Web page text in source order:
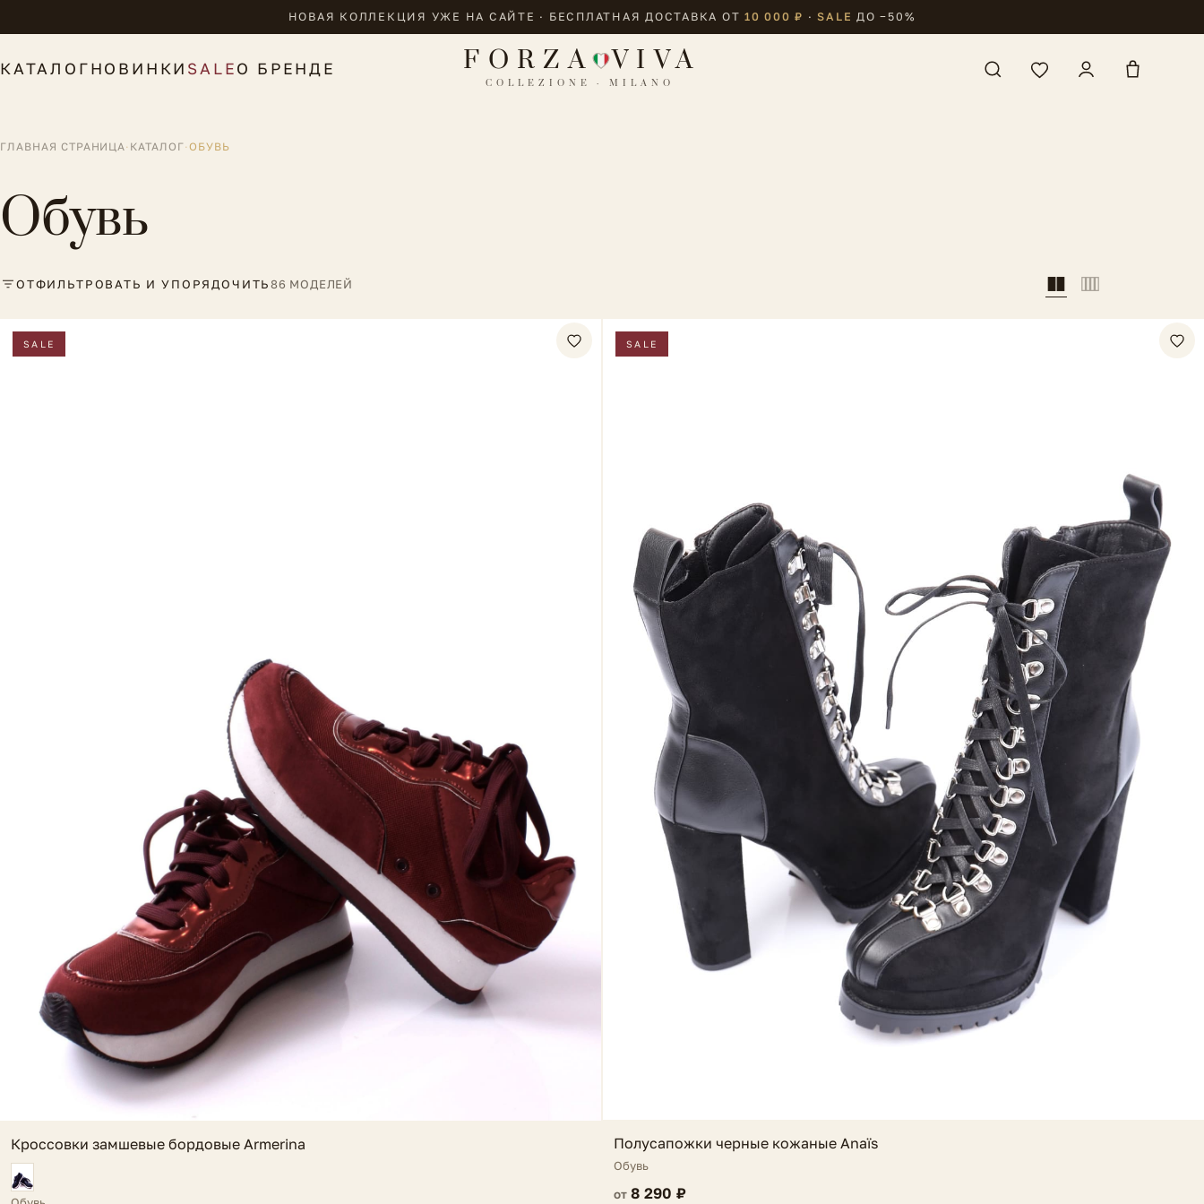
НОВАЯ КОЛЛЕКЦИЯ УЖЕ НА САЙТЕ · БЕСПЛАТНАЯ ДОСТАВКА ОТ10 000 ₽ · SALE ДО −50%
КАТАЛОГНОВИНКИ SALEО БРЕНДЕ FORZA VIVA
COLLEZIONE · MILANO
ГЛАВНАЯ СТРАНИЦА· КАТАЛОГ·ОБУВЬ
Обувь
ОТФИЛЬТРОВАТЬ И УПОРЯДОЧИТЬ86 МОДЕЛЕЙ
SALE
Кроссовки замшевые бордовые Armerina
SALE
Полусапожки черные кожаные Anaïs
Обувь
от 8 290 ₽